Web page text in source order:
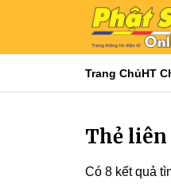
Trang ChủHT
Thẻ
Có 8 kết quả